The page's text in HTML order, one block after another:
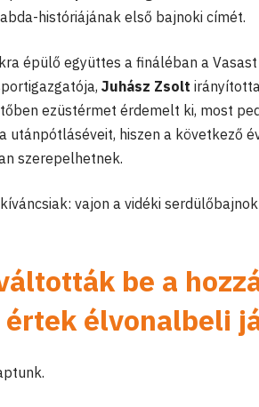
históriájának első bajnoki címét.
épülő együttes a fináléban a
Juhász Zsolt
ezüstérmet érdemelt ki, most
utánpótláséveit, hiszen a következő
szerepelhetnek.
vajon a vidéki
be a
élvonalbeli